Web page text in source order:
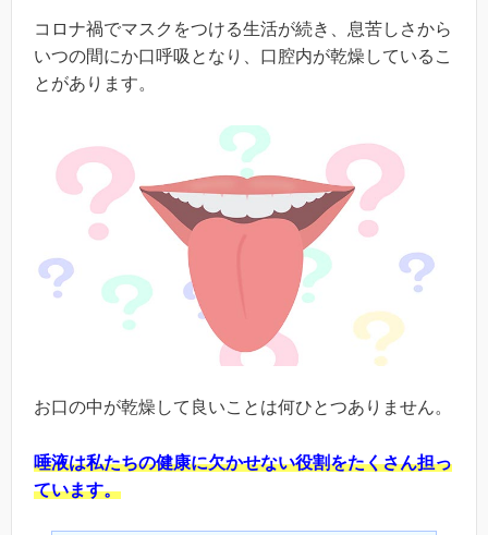
コロナ禍でマスクをつける生活が続き、息苦しさから
いつの間にか口呼吸となり、口腔内が乾燥しているこ
とがあります。
お口の中が乾燥して良いことは何ひとつありません。
唾液は私たちの健康に欠かせない役割をたくさん担っ
ています。